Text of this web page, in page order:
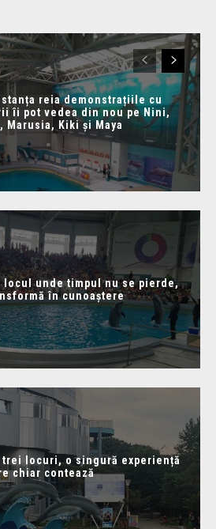
reia demonstrațiile cu
îi pot vedea din nou pe Nini,
Marusia, Kiki și Maya
locul unde timpul nu se pierde,
în cunoaștere
trei locuri, o singură experiență
chiar contează